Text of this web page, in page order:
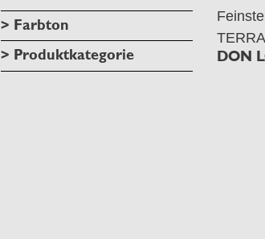
> Farbton
> Produktkategorie
TERRA
DON